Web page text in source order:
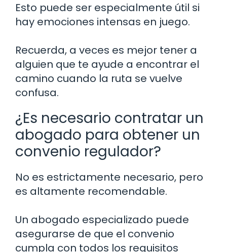
Esto puede ser especialmente útil si
hay emociones intensas en juego.
Recuerda, a veces es mejor tener a
alguien que te ayude a encontrar el
camino cuando la ruta se vuelve
confusa.
¿Es necesario contratar un
abogado para obtener un
convenio regulador?
No es estrictamente necesario, pero
es altamente recomendable.
Un abogado especializado puede
asegurarse de que el convenio
cumpla con todos los requisitos